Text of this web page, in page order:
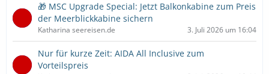
🎁 MSC Upgrade Special: Jetzt Balkonkabine zum Preis
der Meerblickkabine sichern
Katharina seereisen.de 3. Juli 2026 um 16:04
Nur für kurze Zeit: AIDA All Inclusive zum
Vorteilspreis